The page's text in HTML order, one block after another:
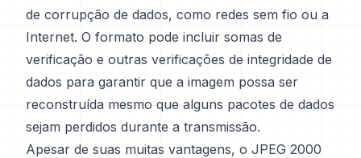
de corrupção de dados, como redes sem fio ou a
Internet. O formato pode incluir somas de
verificação e outras verificações de integridade de
dados para garantir que a imagem possa ser
reconstruída mesmo que alguns pacotes de dados
sejam perdidos durante a transmissão.
Apesar de suas muitas vantagens, o JPEG 2000